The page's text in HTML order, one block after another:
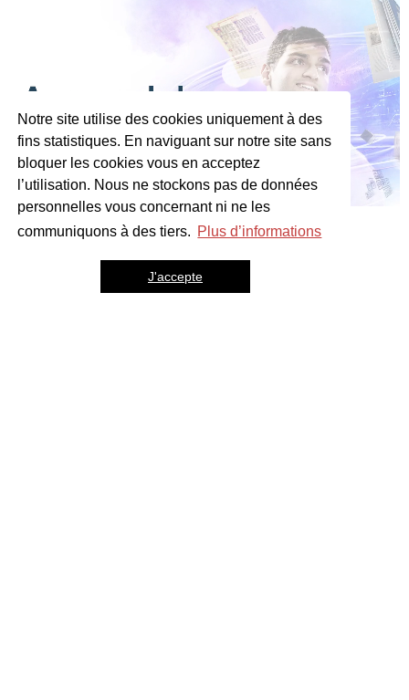
Notre site utilise des cookies uniquement à des
fins statistiques. En naviguant sur notre site sans
bloquer les cookies vous en acceptez
l’utilisation. Nous ne stockons pas de données
personnelles vous concernant ni ne les
communiquons à des tiers. Plus d’informations
J'accepte